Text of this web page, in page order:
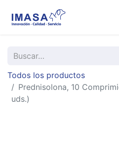
Todos los productos
Prednisolona, 10
uds.)